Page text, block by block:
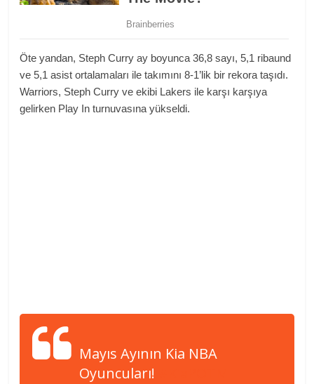
Öte yandan, Steph Curry ay boyunca 36,8 sayı, 5,1 ribaund
ve 5,1 asist ortalamaları ile takımını 8-1’lik bir rekora taşıdı.
Warriors, Steph Curry ve ekibi Lakers ile karşı karşıya
gelirken Play In turnuvasına yükseldi.
Mayıs Ayının Kia NBA
Oyuncuları!